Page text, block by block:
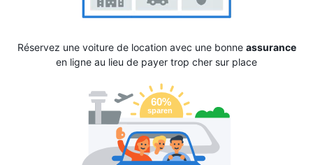
Réservez une voiture de location avec une bonne assurance
en ligne au lieu de payer trop cher sur place